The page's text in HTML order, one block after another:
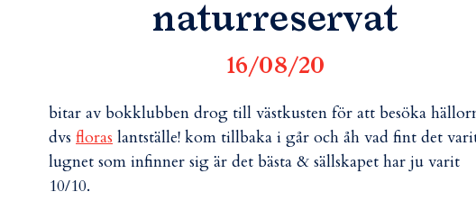
naturreservat
16/08/20
bitar av bokklubben drog till västkusten för att besöka
dvs floras lantställe! kom tillbaka i går och åh vad fint det
lugnet som infinner sig är det bästa & sällskapet har ju varit
10/10.